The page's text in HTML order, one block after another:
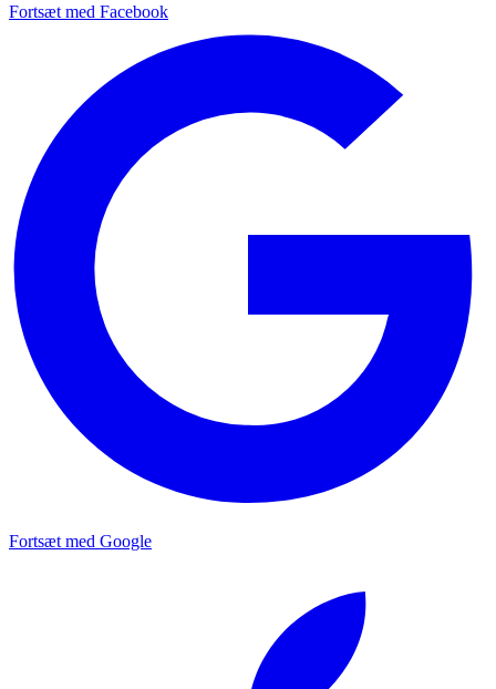
Fortsæt med Facebook
Fortsæt med Google